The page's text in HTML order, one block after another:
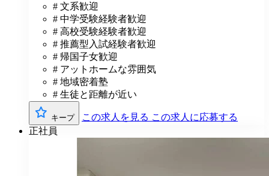
# 文系歓迎
# 中学受験経験者歓迎
# 高校受験経験者歓迎
# 推薦型入試経験者歓迎
# 帰国子女歓迎
# アットホームな雰囲気
# 地域密着塾
# 生徒と距離が近い
キープ この求人を見る この求人に応募する
正社員